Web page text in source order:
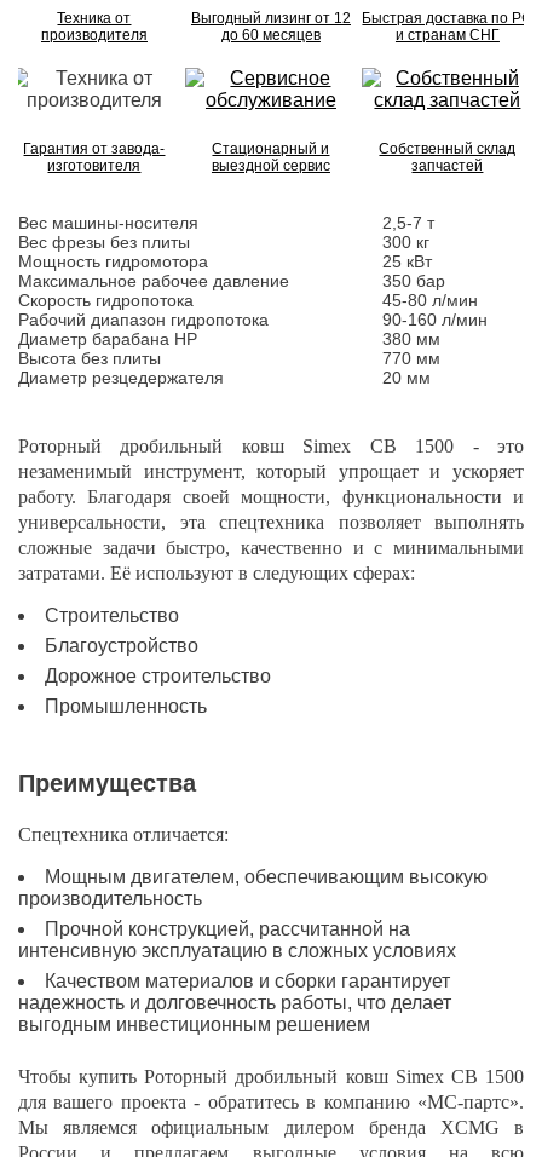
Техника от
производителя
Выгодный лизинг от 12
до 60 месяцев
Быстрая доставка по РФ
и странам СНГ
Гарантия от завода-
изготовителя
Стационарный и
выездной сервис
Собственный склад
запчастей
Вес машины-носителя
2,5-7 т
Вес фрезы без плиты
300 кг
Мощность гидромотора
25 кВт
Максимальное рабочее давление
350 бар
Скорость гидропотока
45-80 л/мин
Рабочий диапазон гидропотока
90-160 л/мин
Диаметр барабана HP
380 мм
Высота без плиты
770 мм
Диаметр резцедержателя
20 мм
Роторный дробильный ковш Simex CB 1500 - это
незаменимый инструмент, который упрощает и ускоряет
работу. Благодаря своей мощности, функциональности и
универсальности, эта спецтехника позволяет выполнять
сложные задачи быстро, качественно и с минимальными
затратами. Её используют в следующих сферах:
Строительство
Благоустройство
Дорожное строительство
Промышленность
Преимущества
Спецтехника отличается:
Мощным двигателем, обеспечивающим высокую
производительность
Прочной конструкцией, рассчитанной на
интенсивную эксплуатацию в сложных условиях
Качеством материалов и сборки гарантирует
надежность и долговечность работы, что делает
выгодным инвестиционным решением
Чтобы купить Роторный дробильный ковш Simex CB 1500
для вашего проекта - обратитесь в компанию «МС-партс».
Мы являемся официальным дилером бренда XCMG в
России и предлагаем выгодные условия на всю